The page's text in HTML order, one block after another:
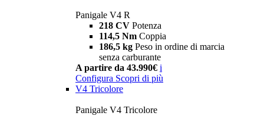
Panigale V4 R
218 CV Potenza
114,5 Nm Coppia
186,5 kg Peso in ordine di marcia
senza carburante
A partire da 43.990€ i
Configura Scopri di più
V4 Tricolore
Panigale V4 Tricolore